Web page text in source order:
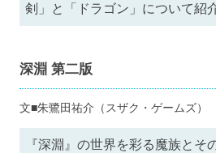
剣」と「ドラゴン」について紹
深淵 第二版
文■朱鷺田祐介（スザク・ゲームズ
『深淵』の世界を彩る魔族とそ